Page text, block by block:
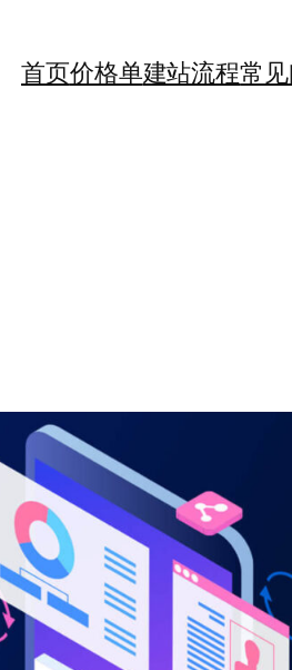
首页价格单建站流程常